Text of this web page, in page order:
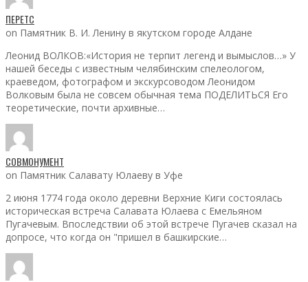
ПЕРЕТС
on Памятник В. И. Ленину в якутском городе Алдане
Леонид ВОЛКОВ:«История не терпит легенд и вымыслов…» У
нашей беседы с известным челябинским спелеологом,
краеведом, фотографом и экскурсоводом Леонидом
Волковым была не совсем обычная тема ПОДЕЛИТЬСЯ Его
теоретические, почти архивные…
СОВМОНУМЕНТ
on Памятник Салавату Юлаеву в Уфе
2 июня 1774 года около деревни Верхние Киги состоялась
историческая встреча Салавата Юлаева с Емельяном
Пугачевым. Впоследствии об этой встрече Пугачев сказал на
допросе, что когда он "пришел в башкирские…